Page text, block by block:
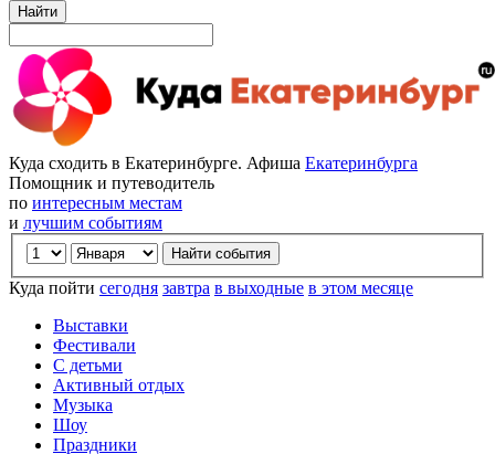
Найти
Куда сходить в Екатеринбурге. Афиша Екатеринбурга
Помощник и путеводитель
по интересным местам
и лучшим событиям
Куда пойти сегодня завтра в выходные в этом месяце
Выставки
Фестивали
С детьми
Активный отдых
Музыка
Шоу
Праздники